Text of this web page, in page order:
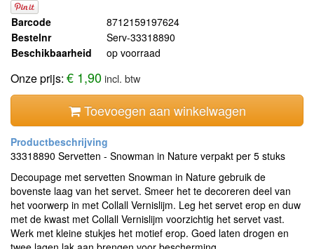
Barcode
8712159197624
Bestelnr
Serv-33318890
Beschikbaarheid
op voorraad
Onze prijs: € 1,90incl. btw
Toevoegen aan winkelwagen
33318890 Servetten - Snowman in Nature verpakt per 5 stuks
Decoupage met servetten Snowman in Nature gebruik de
bovenste laag van het servet. Smeer het te decoreren deel van
het voorwerp in met Collall Vernislijm. Leg het servet erop en duw
met de kwast met Collall Vernislijm voorzichtig het servet vast.
Werk met kleine stukjes het motief erop. Goed laten drogen en